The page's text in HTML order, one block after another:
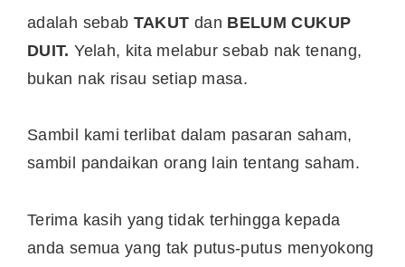
adalah sebab TAKUT dan BELUM CUKUP
DUIT.Yelah, kita melabur sebab nak tenang,
bukan nak risau setiap masa.
Sambil kami terlibat dalam pasaran saham,
sambil pandaikan orang lain tentang saham.
Terima kasih yang tidak terhingga kepada
anda semua yang tak putus-putus menyokong